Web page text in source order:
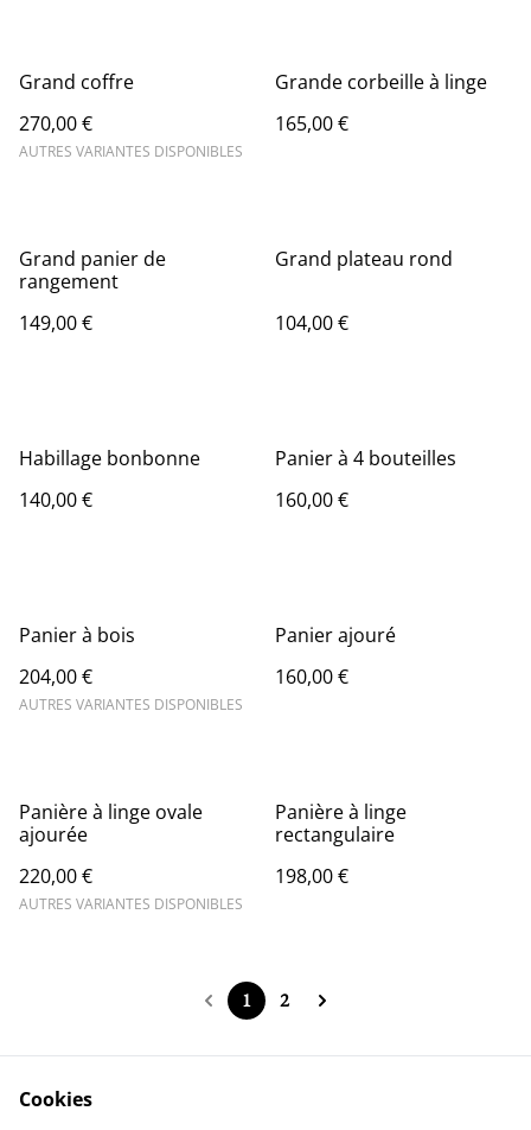
Grand coffre
270,00 €
AUTRES VARIANTES DISPONIBLES
Grande corbeille à linge
165,00 €
Grand panier de
rangement
149,00 €
Grand plateau rond
104,00 €
Habillage bonbonne
140,00 €
Panier à 4 bouteilles
160,00 €
Panier à bois
204,00 €
AUTRES VARIANTES DISPONIBLES
Panier ajouré
160,00 €
Panière à linge ovale
ajourée
220,00 €
AUTRES VARIANTES DISPONIBLES
Panière à linge
rectangulaire
198,00 €
1 2
Cookies